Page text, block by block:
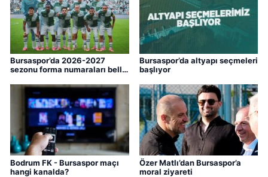
Bursaspor’da 2026-2027
sezonu forma numaraları belli
Bursaspor’da altyapı seçmeleri
başlıyor
Bodrum FK - Bursaspor maçı
hangi kanalda?
Özer Matlı’dan Bursaspor’a
moral ziyareti